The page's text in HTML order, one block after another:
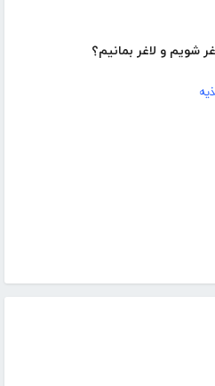
شویم و لاغر بمانیم؟